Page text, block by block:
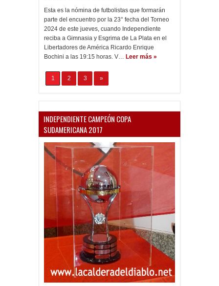
Esta es la nómina de futbolistas que formarán
parte del encuentro por la 23° fecha del Torneo
2024 de este jueves, cuando Independiente
reciba a Gimnasia y Esgrima de La Plata en el
Libertadores de América Ricardo Enrique
Bochini a las 19:15 horas. V… Leer más »
1 2 3 »
INDEPENDIENTE CAMPEÓN COPA
SUDAMERICANA 2017